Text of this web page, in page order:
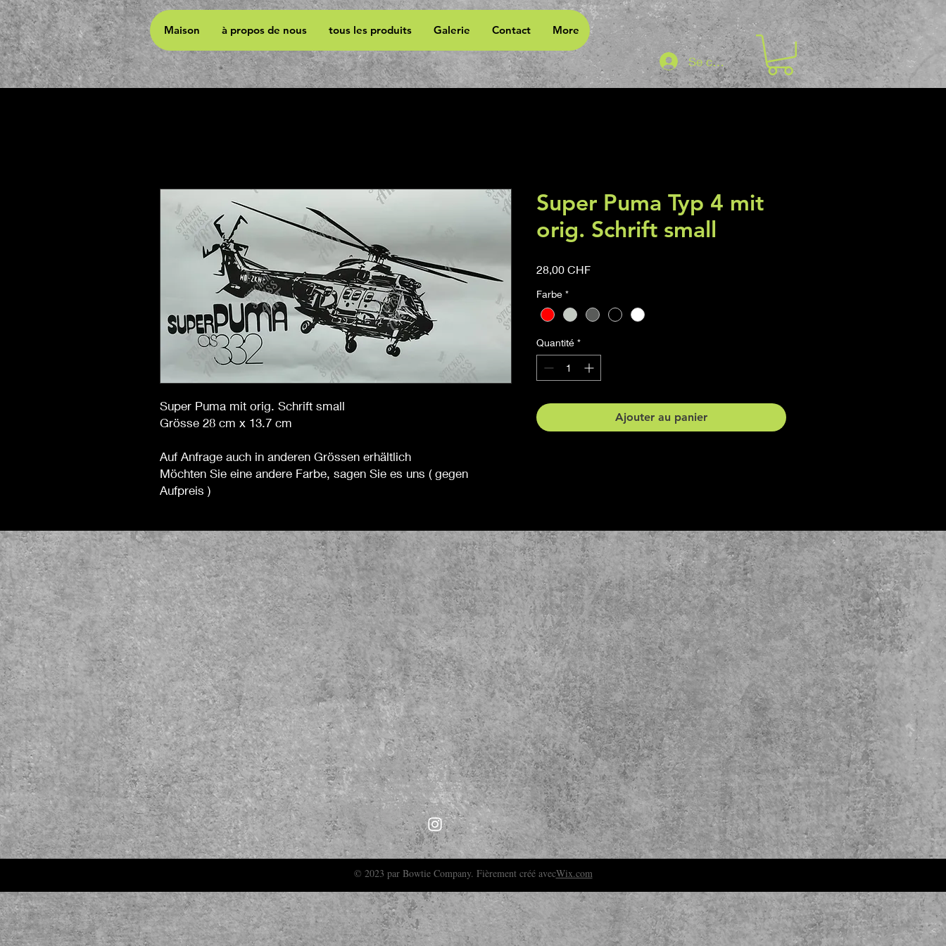
Maison à propos de nous tous les produits Galerie Contact More
Se connecter
Super Puma mit orig. Schrift small
Grösse 28 cm x 13.7 cm
Auf Anfrage auch in anderen Grössen erhältlich
Möchten Sie eine andere Farbe, sagen Sie es uns ( gegen
Aufpreis )
Super Puma Typ 4 mit
orig. Schrift small
28,00 CHFPrix
Farbe *
Quantité *
Ajouter au panier
© 2023 par Bowtie Company. Fièrement créé avecWix.com